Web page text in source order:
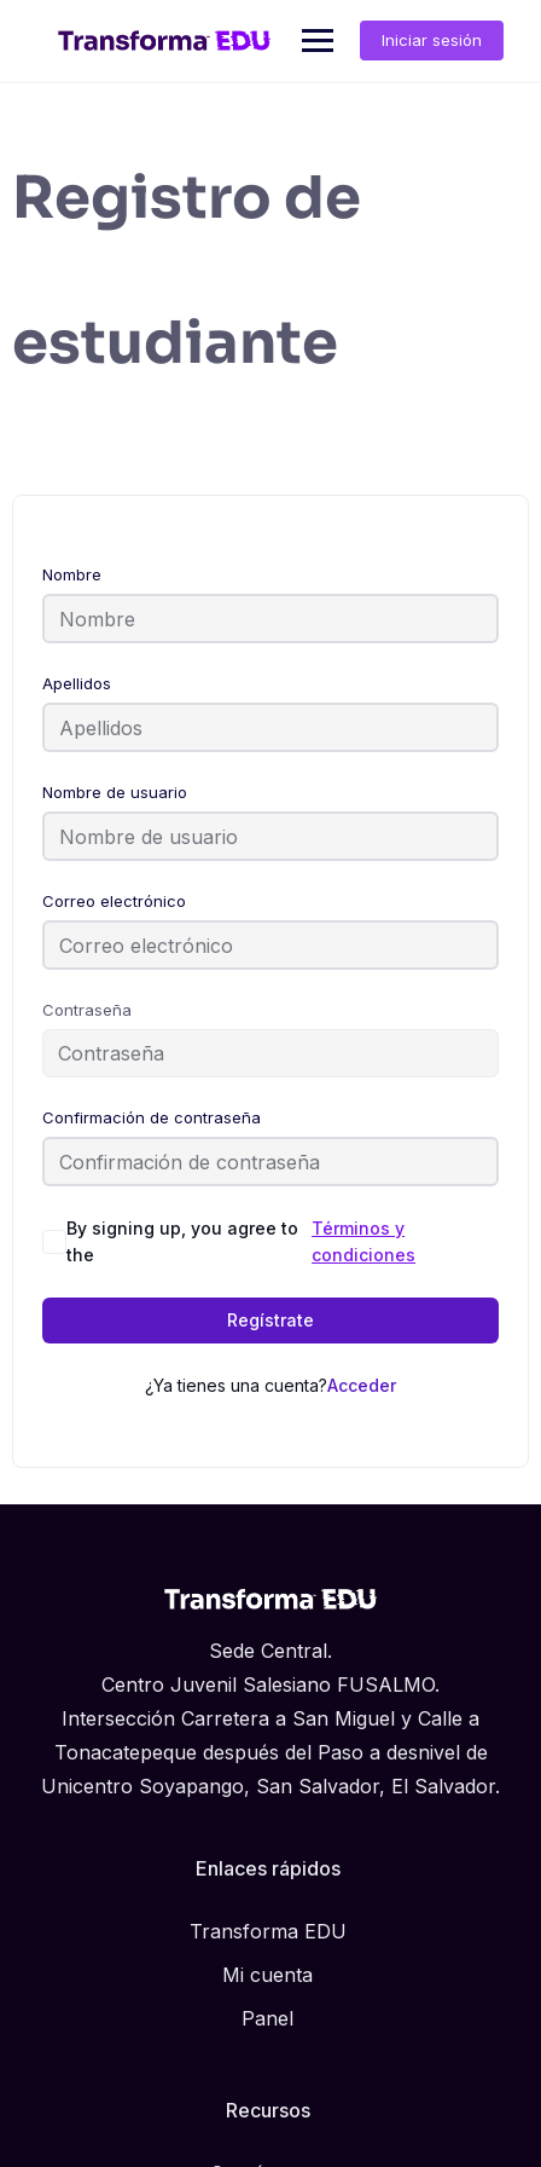
Iniciar sesión
Registro de
estudiante
Nombre
Apellidos
Nombre de usuario
Correo electrónico
Contraseña
Confirmación de contraseña
By signing up, you agree to
the
Términos y
condiciones
Regístrate
¿Ya tienes una cuenta?Acceder
Sede Central.
Centro Juvenil Salesiano FUSALMO.
Intersección Carretera a San Miguel y Calle a
Tonacatepeque después del Paso a desnivel de
Unicentro Soyapango, San Salvador, El Salvador.
Enlaces rápidos
Transforma EDU
Mi cuenta
Panel
Recursos